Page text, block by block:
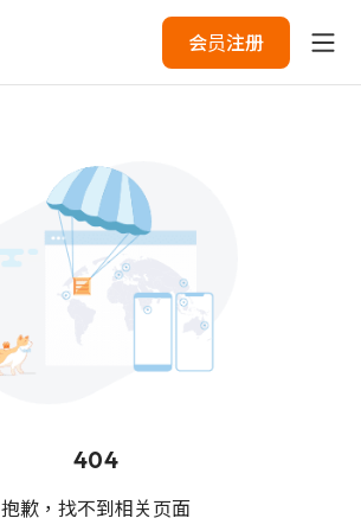
会员注册
404
抱歉，找不到相关页面